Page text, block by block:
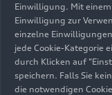
Einwilligung. Mit
Einwilligung zur
einzelne
jede Cookie-Kategorie
durch Klicken auf
speichern. Falls Sie
die notwendigen